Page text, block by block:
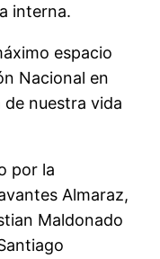
interna.
espacio
Nacional en
nuestra vida
por la
Almaraz,
Maldonado